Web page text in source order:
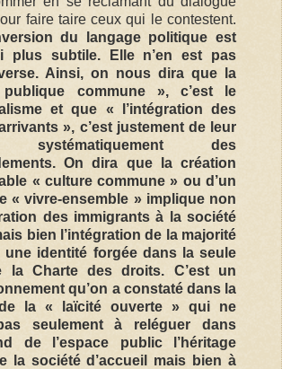
faire taire ceux qui le contestent.
du langage politique est
plus subtile. Elle n’en est pas
Ainsi, on nous dira que la
commune », c’est le
et que « l’intégration des
», c’est justement de leur
systématiquement des
On dira que la création
« culture commune » ou d’un
« vivre-ensemble » implique non
des immigrants à la société
bien l’intégration de la majorité
une identité forgée dans la seule
la Charte des droits. C’est un
qu’on a constaté dans la
la « laïcité ouverte » qui ne
seulement à reléguer dans
de l’espace public l’héritage
la société d’accueil mais bien à